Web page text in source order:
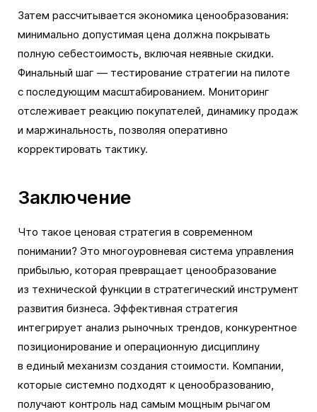
Затем рассчитывается экономика ценообразования:
минимально допустимая цена должна покрывать
полную себестоимость, включая неявные скидки.
Финальный шаг — тестирование стратегии на пилоте
с последующим масштабированием. Мониторинг
отслеживает реакцию покупателей, динамику продаж
и маржинальность, позволяя оперативно
корректировать тактику.
Заключение
Что такое ценовая стратегия в современном
понимании? Это многоуровневая система управления
прибылью, которая превращает ценообразование
из технической функции в стратегический инструмент
развития бизнеса. Эффективная стратегия
интегрирует анализ рыночных трендов, конкурентное
позиционирование и операционную дисциплину
в единый механизм создания стоимости. Компании,
которые системно подходят к ценообразованию,
получают контроль над самым мощным рычагом